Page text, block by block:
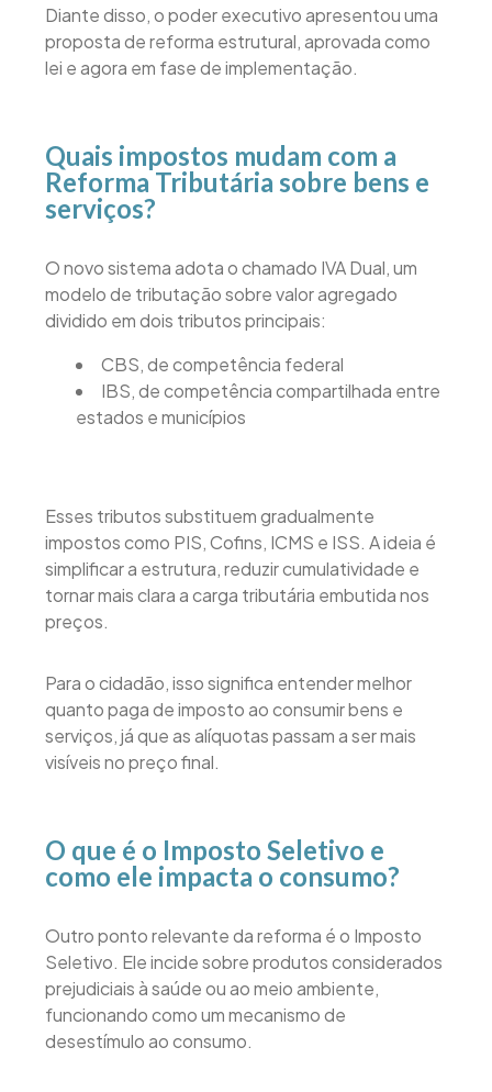
Diante disso, o poder executivo apresentou uma
proposta de reforma estrutural, aprovada como
lei e agora em fase de implementação.
Quais impostos mudam com a
Reforma Tributária sobre bens e
serviços?
O novo sistema adota o chamado IVA Dual, um
modelo de tributação sobre valor agregado
dividido em dois tributos principais:
CBS, de competência federal
IBS, de competência compartilhada entre
estados e municípios
Esses tributos substituem gradualmente
impostos como PIS, Cofins, ICMS e ISS. A ideia é
simplificar a estrutura, reduzir cumulatividade e
tornar mais clara a carga tributária embutida nos
preços.
Para o cidadão, isso significa entender melhor
quanto paga de imposto ao consumir bens e
serviços, já que as alíquotas passam a ser mais
visíveis no preço final.
O que é o Imposto Seletivo e
como ele impacta o consumo?
Outro ponto relevante da reforma é o Imposto
Seletivo. Ele incide sobre produtos considerados
prejudiciais à saúde ou ao meio ambiente,
funcionando como um mecanismo de
desestímulo ao consumo.